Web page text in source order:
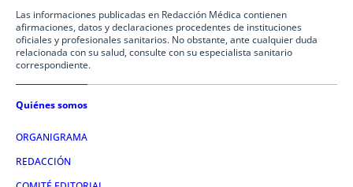
Las informaciones publicadas en Redacción Médica contienen
afirmaciones, datos y declaraciones procedentes de instituciones
oficiales y profesionales sanitarios. No obstante, ante cualquier duda
relacionada con su salud, consulte con su especialista sanitario
correspondiente.
Quiénes somos
ORGANIGRAMA
REDACCIÓN